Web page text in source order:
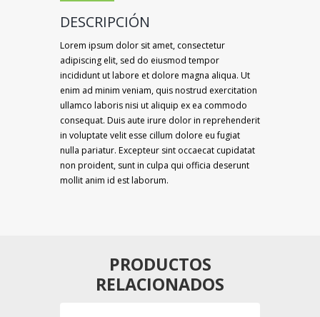
DESCRIPCIÓN
Lorem ipsum dolor sit amet, consectetur
adipiscing elit, sed do eiusmod tempor
incididunt ut labore et dolore magna aliqua. Ut
enim ad minim veniam, quis nostrud exercitation
ullamco laboris nisi ut aliquip ex ea commodo
consequat. Duis aute irure dolor in reprehenderit
in voluptate velit esse cillum dolore eu fugiat
nulla pariatur. Excepteur sint occaecat cupidatat
non proident, sunt in culpa qui officia deserunt
mollit anim id est laborum.
PRODUCTOS
RELACIONADOS